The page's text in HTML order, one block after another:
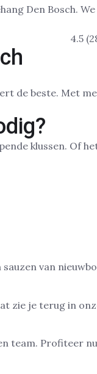
4.5
klussen. Of
van
zie je terug in
Profiteer